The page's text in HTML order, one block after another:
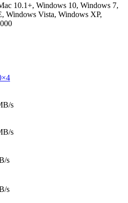
10.1+, Windows 10, Windows 7,
Windows Vista, Windows XP,
s
s
s
s